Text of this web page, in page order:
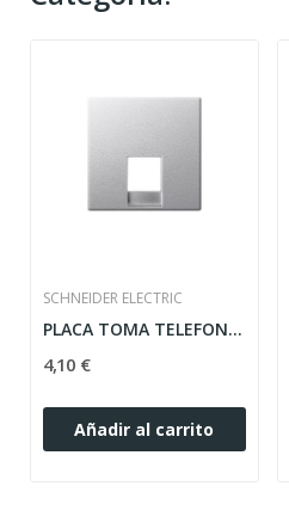
SCHNEIDER ELECTRIC
PLACA TOMA TELEFONO BLANCO ACTIVO ELEGANCE...
4,10 €
Añadir al carrito